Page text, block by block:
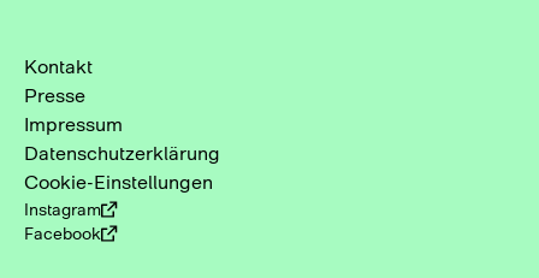
Kontakt
Presse
Impressum
Datenschutzerklärung
Cookie-Einstellungen
Instagram
Facebook